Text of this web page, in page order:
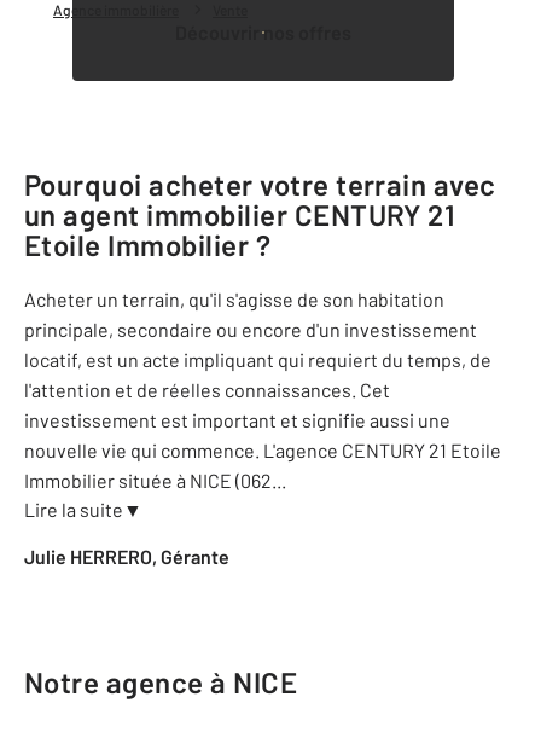
Agence immobilière
Découvrir nos offres
Pourquoi acheter votre terrain avec
un agent immobilier CENTURY 21
Etoile Immobilier ?
Acheter un terrain, qu'il s'agisse de son habitation
principale, secondaire ou encore d'un investissement
locatif, est un acte impliquant qui requiert du temps, de
l'attention et de réelles connaissances. Cet
investissement est important et signifie aussi une
nouvelle vie qui commence. L'agence CENTURY 21 Etoile
Immobilier située à NICE (062...
Lire la suite ▼
Julie HERRERO, Gérante
Notre agence à NICE